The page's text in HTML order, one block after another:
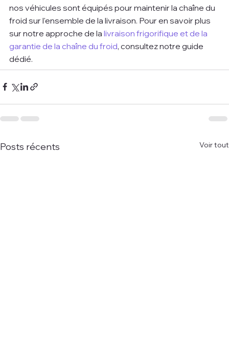
nos véhicules sont équipés pour maintenir la chaîne du
froid sur l'ensemble de la livraison. Pour en savoir plus
sur notre approche de la livraison frigorifique et de la
garantie de la chaîne du froid, consultez notre guide
dédié.
Posts récents Voir tout